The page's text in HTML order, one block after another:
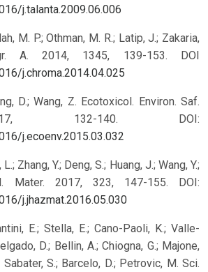
j.talanta.2009.06.006
M. P.; Othman, M. R.; Latip, J.; Zakaria,
A. 2014, 1345, 139-153. DOI
j.chroma.2014.04.025
D.; Wang, Z. Ecotoxicol. Environ. Saf.
132-140. DOI:
j.ecoenv.2015.03.032
L.; Zhang, Y.; Deng, S.; Huang, J.; Wang, Y.;
Mater. 2017, 323, 147-155. DOI:
j.jhazmat.2016.05.030
E.; Stella, E.; Cano-Paoli, K.; Valle-
D.; Bellin, A.; Chiogna, G.; Majone,
Sabater, S.; Barcelo, D.; Petrovic, M. Sci.